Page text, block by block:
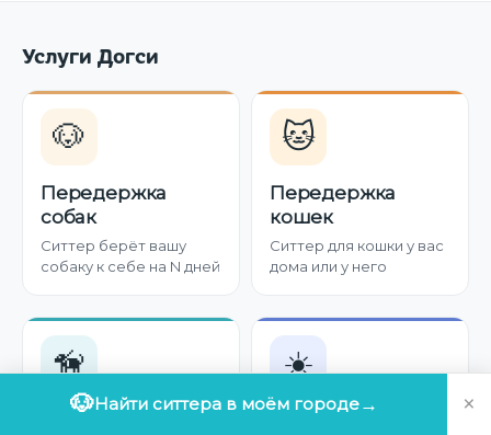
Услуги Догси
🐶
Передержка
собак
Ситтер берёт вашу
собаку к себе на N дней
🐱
Передержка
кошек
Ситтер для кошки у вас
дома или у него
🦮
Выгул собак
☀️
Дневная няня
🐶Найти ситтера в моём городе→ ×